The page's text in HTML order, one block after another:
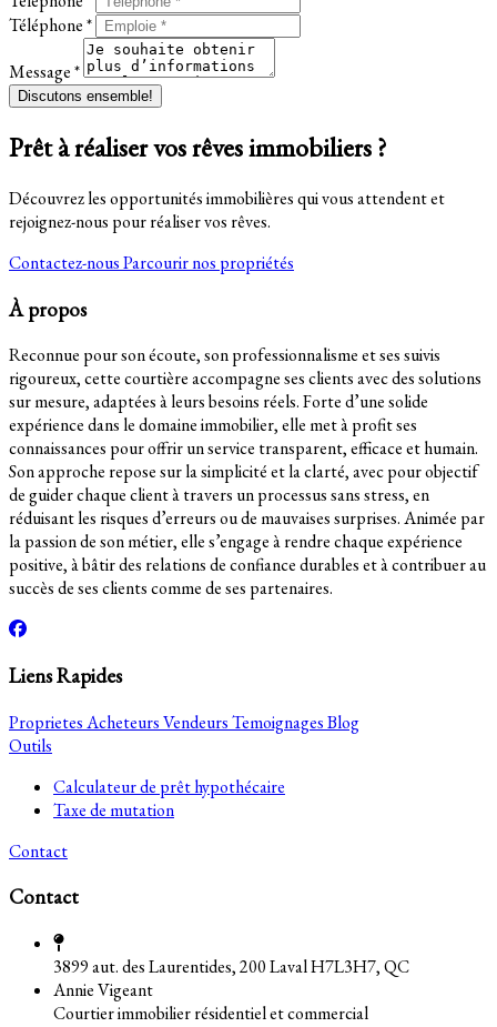
Téléphone *
Message *
Discutons ensemble!
Prêt à réaliser vos rêves immobiliers ?
Découvrez les opportunités immobilières qui vous attendent et
rejoignez-nous pour réaliser vos rêves.
Contactez-nousParcourir nos propriétés
À propos
Reconnue pour son écoute, son professionnalisme et ses suivis
rigoureux, cette courtière accompagne ses clients avec des solutions
sur mesure, adaptées à leurs besoins réels. Forte d’une solide
expérience dans le domaine immobilier, elle met à profit ses
connaissances pour offrir un service transparent, efficace et humain.
Son approche repose sur la simplicité et la clarté, avec pour objectif
de guider chaque client à travers un processus sans stress, en
réduisant les risques d’erreurs ou de mauvaises surprises. Animée par
la passion de son métier, elle s’engage à rendre chaque expérience
positive, à bâtir des relations de confiance durables et à contribuer au
succès de ses clients comme de ses partenaires.
Liens Rapides
ProprietesAcheteursVendeursTemoignagesBlog
Outils
Calculateur de prêt hypothécaire
Taxe de mutation
Contact
Contact
3899 aut. des Laurentides, 200 Laval H7L3H7, QC
Annie Vigeant
Courtier immobilier résidentiel et commercial